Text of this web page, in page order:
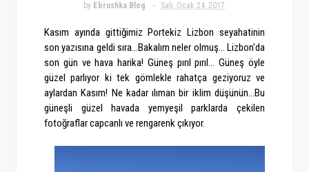
by Ebrushka Blog Salı, Ocak 24, 2017
Kasım ayında gittiğimiz Portekiz Lizbon seyahatinin
son yazısına geldi sıra...Bakalım neler olmuş...Lizbon'da
son gün ve hava harika! Güneş pırıl pırıl... Güneş öyle
güzel parlıyor ki tek gömlekle rahatça geziyoruz ve
aylardan Kasım! Ne kadar ılıman bir iklim düşünün...Bu
güneşli güzel havada yemyeşil parklarda çekilen
fotoğraflar capcanlı ve rengarenk çıkıyor.